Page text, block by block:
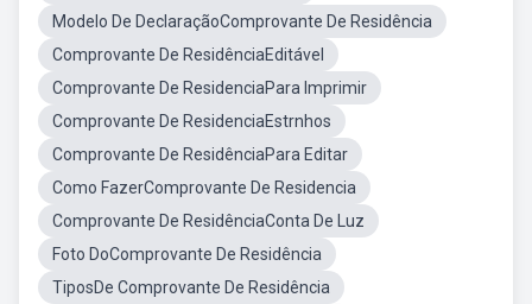
Modelo De DeclaraçãoComprovante De Residência
Comprovante De ResidênciaEditável
Comprovante De ResidenciaPara Imprimir
Comprovante De ResidenciaEstrnhos
Comprovante De ResidênciaPara Editar
Como FazerComprovante De Residencia
Comprovante De ResidênciaConta De Luz
Foto DoComprovante De Residência
TiposDe Comprovante De Residência